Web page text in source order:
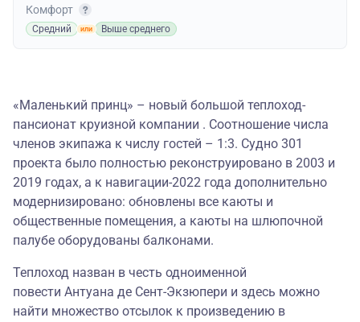
Комфорт
Средний Выше среднего
«Маленький принц» – новый большой теплоход-
пансионат круизной компании . Соотношение числа
членов экипажа к числу гостей – 1:3. Судно 301
проекта было полностью реконструировано в 2003 и
2019 годах, а к навигации-2022 года дополнительно
модернизировано: обновлены все каюты и
общественные помещения, а каюты на шлюпочной
палубе оборудованы балконами.
Теплоход назван в честь одноименной
повести Антуана де Сент-Экзюпери и здесь можно
найти множество отсылок к произведению в